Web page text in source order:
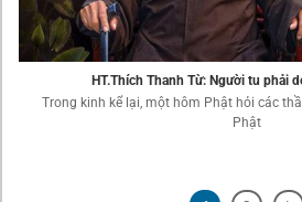
HT.Thích Thanh Từ: Người tu phải
Trong kinh kể lại, một hôm Phật hỏi các
Phật